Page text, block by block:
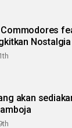
akan